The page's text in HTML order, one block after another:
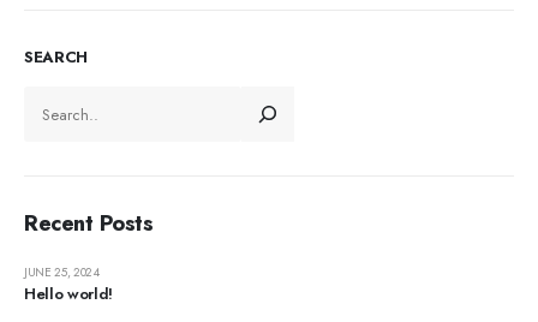
SEARCH
Recent Posts
Hello world!
JUNE 25, 2024